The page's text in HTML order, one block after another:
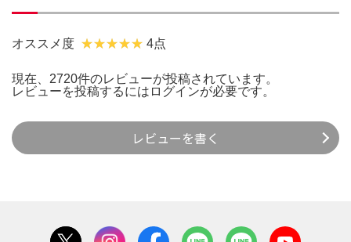
オススメ度 4点
現在、2720件のレビューが投稿されています。
レビューを投稿するには ログインが必要です。
レビューを書く